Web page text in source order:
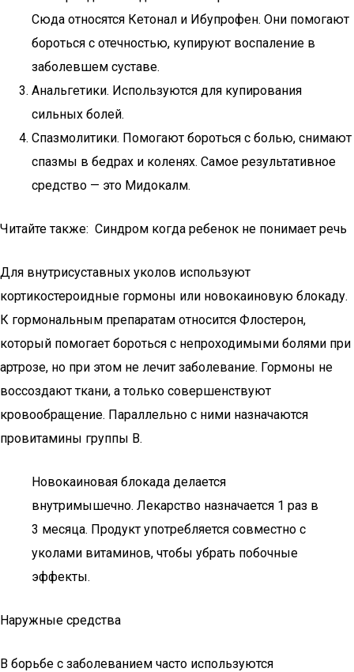
Сюда относятся Кетонал и Ибупрофен. Они помогают
бороться с отечностью, купируют воспаление в
заболевшем суставе.
Анальгетики. Используются для купирования
сильных болей.
Спазмолитики. Помогают бороться с болью, снимают
спазмы в бедрах и коленях. Самое результативное
средство — это Мидокалм.
Читайте также: Синдром когда ребенок не понимает речь
Для внутрисуставных уколов используют
кортикостероидные гормоны или новокаиновую блокаду.
К гормональным препаратам относится Флостерон,
который помогает бороться с непроходимыми болями при
артрозе, но при этом не лечит заболевание. Гормоны не
воссоздают ткани, а только совершенствуют
кровообращение. Параллельно с ними назначаются
провитамины группы В.
Новокаиновая блокада делается
внутримышечно. Лекарство назначается 1 раз в
3 месяца. Продукт употребляется совместно с
уколами витаминов, чтобы убрать побочные
эффекты.
Наружные средства
В борьбе с заболеванием часто используются